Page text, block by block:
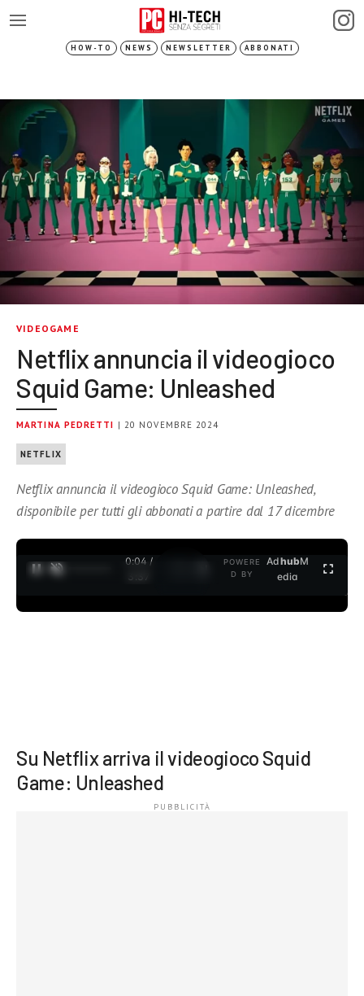
HOW-TO NEWS NEWSLETTER ABBONATI
VIDEOGAME
Netflix annuncia il videogioco
Squid Game: Unleashed
MARTINA PEDRETTI | 20 NOVEMBRE 2024
NETFLIX
Netflix annuncia il videogioco Squid Game: Unleashed,
disponibile per tutti gli abbonati a partire dal 17 dicembre
0:04 /
3:37
POWERE
D BY
AdhubM
edia
Su Netflix arriva il videogioco Squid
Game: Unleashed